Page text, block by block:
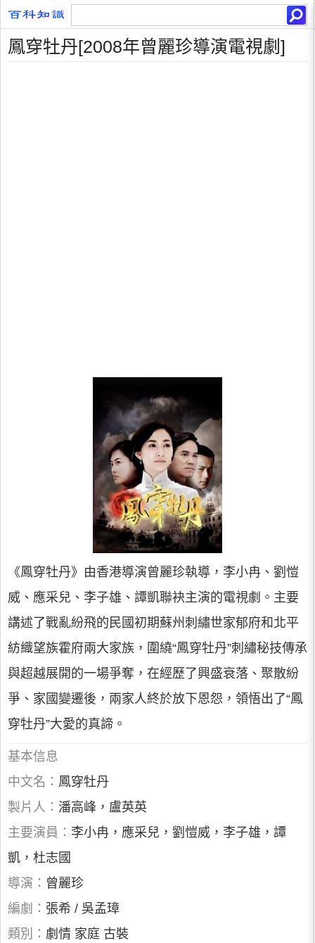
鳳穿牡丹[2008年曾麗珍導演電視劇]
《鳳穿牡丹》由香港導演曾麗珍執導，李小冉、劉愷
威、應采兒、李子雄、譚凱聯袂主演的電視劇。主要
講述了戰亂紛飛的民國初期蘇州刺繡世家郁府和北平
紡織望族霍府兩大家族，圍繞“鳳穿牡丹”刺繡秘技傳承
與超越展開的一場爭奪，在經歷了興盛衰落、聚散紛
爭、家國變遷後，兩家人終於放下恩怨，領悟出了“鳳
穿牡丹”大愛的真諦。
基本信息
中文名： 鳳穿牡丹
製片人： 潘高峰，盧英英
主要演員： 李小冉，應采兒，劉愷威，李子雄，譚
凱，杜志國
導演： 曾麗珍
編劇： 張希 / 吳孟璋
類別： 劇情 家庭 古裝